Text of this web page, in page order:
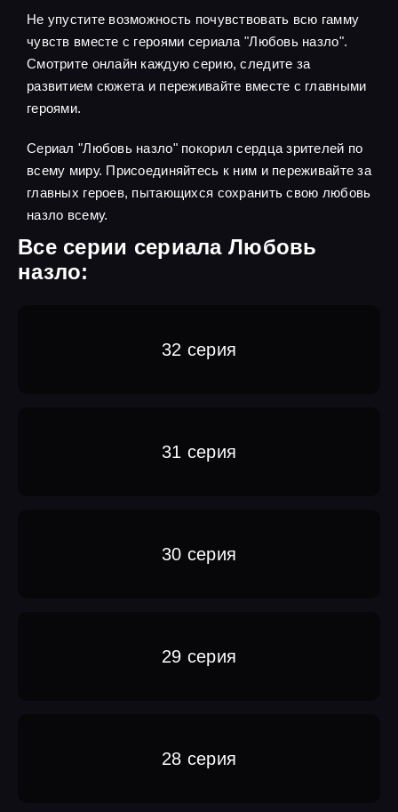
Не упустите возможность почувствовать всю гамму
чувств вместе с героями сериала "Любовь назло".
Смотрите онлайн каждую серию, следите за
развитием сюжета и переживайте вместе с главными
героями.
Сериал "Любовь назло" покорил сердца зрителей по
всему миру. Присоединяйтесь к ним и переживайте за
главных героев, пытающихся сохранить свою любовь
назло всему.
Все серии сериала Любовь
назло:
32 серия
31 серия
30 серия
29 серия
28 серия